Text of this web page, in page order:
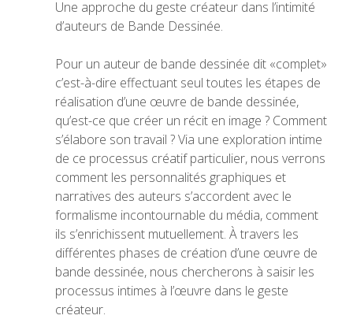
Une approche du geste créateur dans l’intimité
d’auteurs de Bande Dessinée.
Pour un auteur de bande dessinée dit «complet»
c’est-à-dire effectuant seul toutes les étapes de
réalisation d’une œuvre de bande dessinée,
qu’est-ce que créer un récit en image ? Comment
s’élabore son travail ? Via une exploration intime
de ce processus créatif particulier, nous verrons
comment les personnalités graphiques et
narratives des auteurs s’accordent avec le
formalisme incontournable du média, comment
ils s’enrichissent mutuellement. À travers les
différentes phases de création d’une œuvre de
bande dessinée, nous chercherons à saisir les
processus intimes à l’œuvre dans le geste
créateur.